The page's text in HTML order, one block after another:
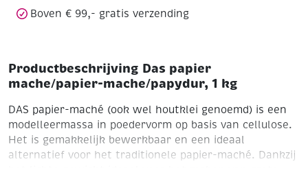
Boven € 99,- gratis verzending
Productbeschrijving Das papier
mache/papier-mache/papydur, 1 kg
DAS papier-maché (ook wel houtklei genoemd) is een
modelleermassa in poedervorm op basis van cellulose.
Het is gemakkelijk bewerkbaar en een ideaal
alternatief voor het traditionele papier-maché. Dankzij